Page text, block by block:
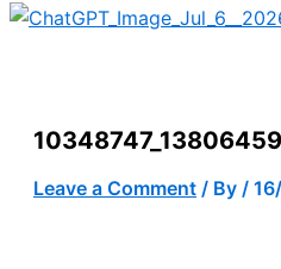
Leave a Comment / By /